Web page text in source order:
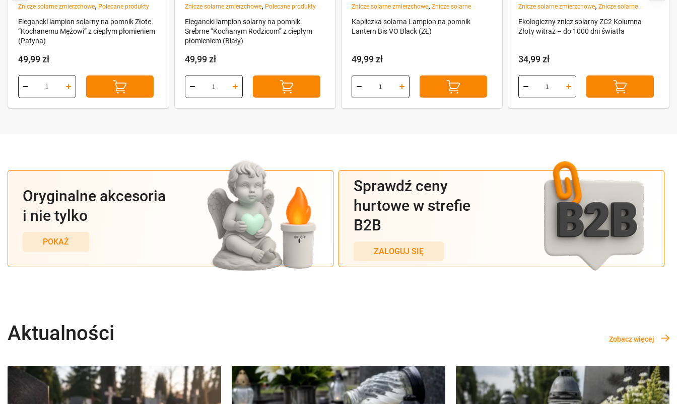
Znicze solarne zmierzchowe, Polecane produkty
Elegancki lampion solarny na pomnik Złote
“Kochanemu Mężowi” z ciepłym płomieniem
(Patyna)
49,99zł
Znicze solarne zmierzchowe, Polecane produkty
Elegancki lampion solarny na pomnik
Srebrne “Kochanym Rodzicom” z ciepłym
płomieniem (Biały)
49,99zł
Znicze solarne zmierzchowe, Znicze solarne
Kapliczka solarna Lampion na pomnik
Lantern Bis VO Black (ZŁ)
49,99zł
Znicze solarne zmierzchowe, Znicze solarne
Ekologiczny znicz solarny ZC2 Kolumna
Złoty witraż – do 1000 dni światła
34,99zł
Oryginalne akcesoria
i nie tylko
POKAŻ
Sprawdź ceny
hurtowe w strefie
B2B
ZALOGUJ SIĘ
Aktualności Zobacz więcej